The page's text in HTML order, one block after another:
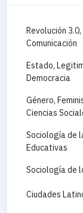
Revolución
Comunicación
Estado,
Democracia
Género,
Ciencias
Sociología de
Educativas
Sociología de
Ciudades